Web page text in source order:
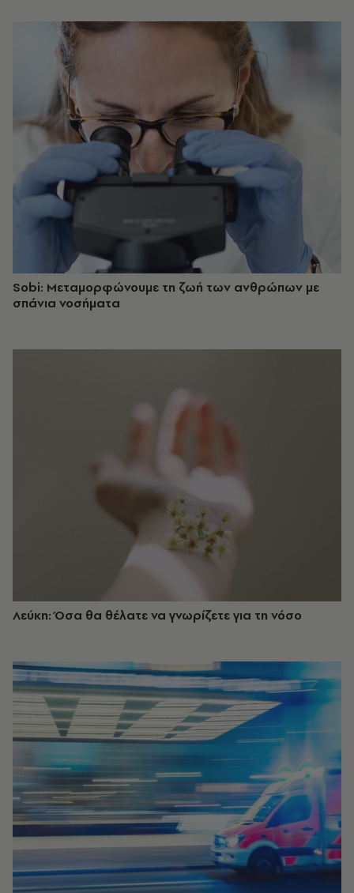
Sobi: Μεταμορφώνουμε τη ζωή των ανθρώπων με
σπάνια νοσήματα
Λεύκη: Όσα θα θέλατε να γνωρίζετε για τη νόσο